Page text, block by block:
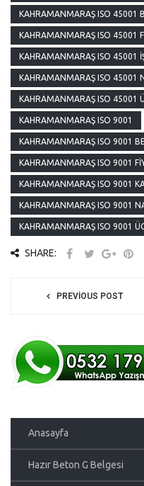
KAHRAMANMARAŞ ISO 45001
KAHRAMANMARAŞ ISO 45001
KAHRAMANMARAŞ ISO 45001
KAHRAMANMARAŞ ISO 45001
KAHRAMANMARAŞ ISO 45001
KAHRAMANMARAŞ ISO 9001
KAHRAMANMARAŞ ISO 9001
KAHRAMANMARAŞ ISO 9001
KAHRAMANMARAŞ ISO 9001
KAHRAMANMARAŞ ISO 9001
KAHRAMANMARAŞ ISO 9001
SHARE:
PREVIOUS POST
Anasayfa
Hazır Beton G Belgesi